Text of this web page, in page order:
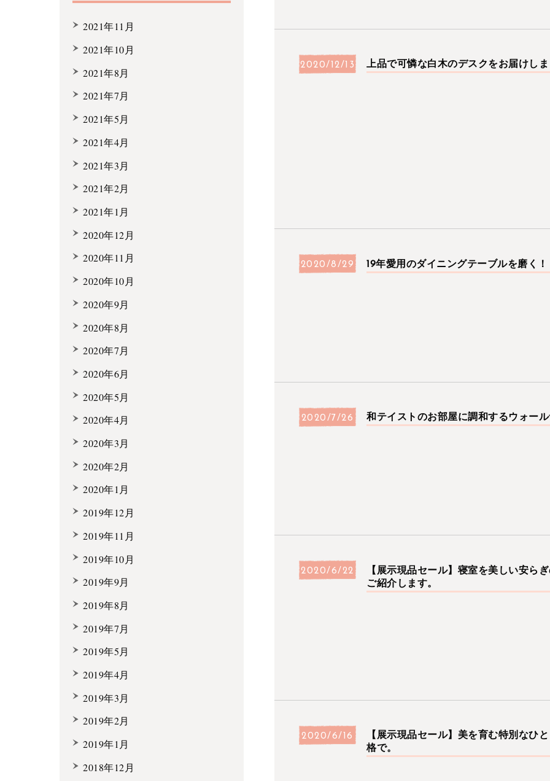
2020/12/13 上品で可憐な白木のデスクをお届けし
2020/8/29 19年愛用のダイニングテーブルを磨く！
2020/7/26 和テイストのお部屋に調和するウォー
2020/6/22
【展示現品セール】寝室を美しい安ら
ご紹介します。
2020/6/16
【展示現品セール】美を育む特別なひ
格で。
2021年11月
2021年10月
2021年8月
2021年7月
2021年5月
2021年4月
2021年3月
2021年2月
2021年1月
2020年12月
2020年11月
2020年10月
2020年9月
2020年8月
2020年7月
2020年6月
2020年5月
2020年4月
2020年3月
2020年2月
2020年1月
2019年12月
2019年11月
2019年10月
2019年9月
2019年8月
2019年7月
2019年5月
2019年4月
2019年3月
2019年2月
2019年1月
2018年12月